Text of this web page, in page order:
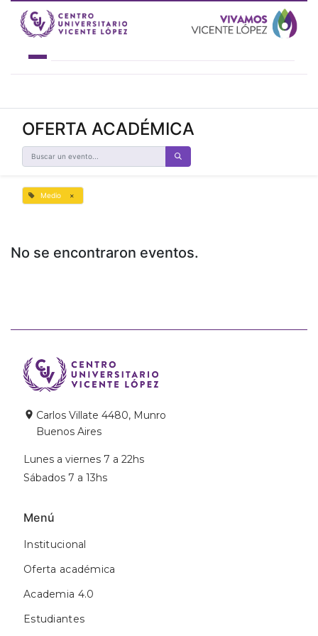
INSTITUCIONAL
ACADEMIA 4.0
ESTUDIANTES
NOVEDADES
CONTACTO
OFERTA ACADÉMICA
Medio ×
No se encontraron eventos.
Carlos Villate 4480, Munro
Buenos Aires
Lunes a viernes 7 a 22hs
Sábados 7 a 13hs
Menú
Institucional
Oferta académica
Academia 4.0
Estudiantes